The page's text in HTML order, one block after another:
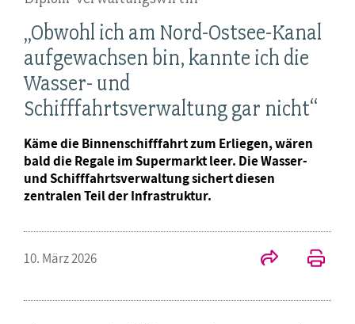
„Obwohl ich am Nord-Ostsee-Kanal
aufgewachsen bin, kannte ich die
Wasser- und
Schifffahrtsverwaltung gar nicht“
Käme die Binnenschifffahrt zum Erliegen, wären
bald die Regale im Supermarkt leer. Die Wasser-
und Schifffahrtsverwaltung sichert diesen
zentralen Teil der Infrastruktur.
10. März 2026